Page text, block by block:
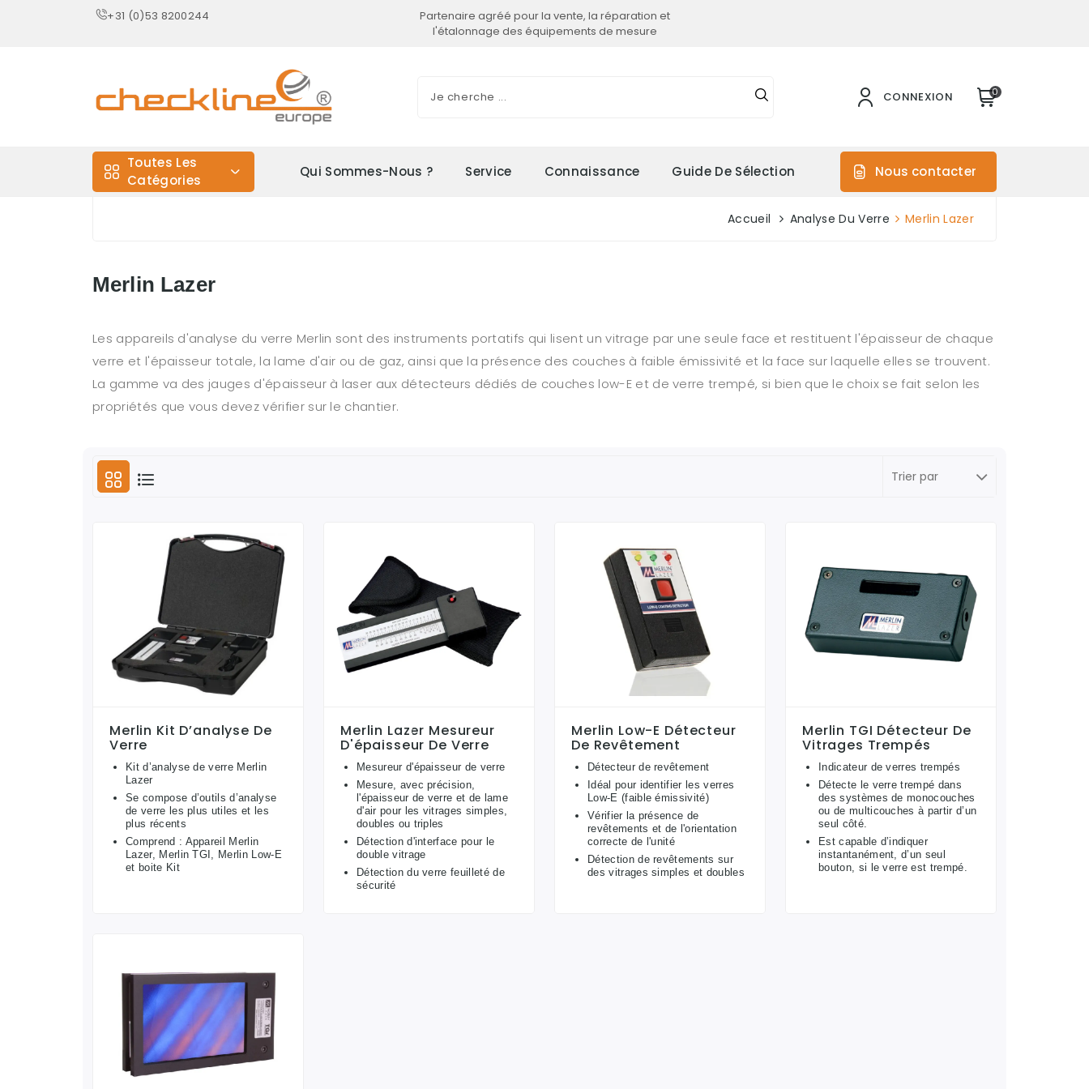
+31 (0)53 8200244
Partenaire agréé pour la vente, la réparation et
l'étalonnage des équipements de mesure
CONNEXION 0
Toutes Les
Catégories
Qui Sommes-Nous ? Service Connaissance Guide De Sélection Nous contacter
Accueil Analyse Du Verre Merlin Lazer
Merlin Lazer
Les appareils d'analyse du verre Merlin sont des instruments portatifs qui lisent un vitrage par une seule face et restituent l'épaisseur de chaque
verre et l'épaisseur totale, la lame d'air ou de gaz, ainsi que la présence des couches à faible émissivité et la face sur laquelle elles se trouvent.
La gamme va des jauges d'épaisseur à laser aux détecteurs dédiés de couches low-E et de verre trempé, si bien que le choix se fait selon les
propriétés que vous devez vérifier sur le chantier.
Merlin Kit D’analyse De
Verre
Kit d’analyse de verre Merlin
Lazer
Se compose d’outils d’analyse
de verre les plus utiles et les
plus récents
Comprend : Appareil Merlin
Lazer, Merlin TGI, Merlin Low-E
et boite Kit
Merlin Lazer Mesureur
D'épaisseur De Verre
Mesureur d'épaisseur de verre
Mesure, avec précision,
l'épaisseur de verre et de lame
d'air pour les vitrages simples,
doubles ou triples
Détection d'interface pour le
double vitrage
Détection du verre feuilleté de
sécurité
Merlin Low-E Détecteur
De Revêtement
Détecteur de revêtement
Idéal pour identifier les verres
Low-E (faible émissivité)
Vérifier la présence de
revêtements et de l'orientation
correcte de l'unité
Détection de revêtements sur
des vitrages simples et doubles
Merlin TGI Détecteur De
Vitrages Trempés
Indicateur de verres trempés
Détecte le verre trempé dans
des systèmes de monocouches
ou de multicouches à partir d’un
seul côté.
Est capable d’indiquer
instantanément, d’un seul
bouton, si le verre est trempé.